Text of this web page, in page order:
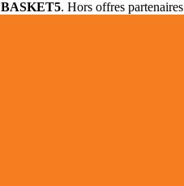
BASKET5. Hors offres partenaires